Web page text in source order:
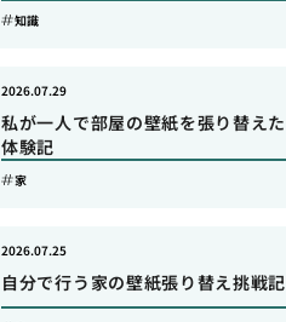
知識
私が一人で部屋の壁紙を張り替えた
体験記
2026.07.29
家
自分で行う家の壁紙張り替え挑戦記
2026.07.25